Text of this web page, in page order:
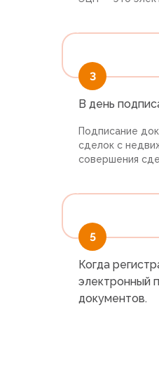
3
В день
Подписание
сделок с
совершения
5
Когда
электронный
документов.